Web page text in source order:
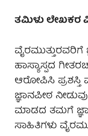
ತಮಿಳು
ವೈರಮುತ್ತುರವರಿಗೆ
ಹಾಸ್ಯಾಸ್ಪದ
ಆರೋಪಿಸಿ ಪ್ರಶಸ್ತಿ
ಜ್ಞಾನಪೀಠ
ಮಾಡದ ತಮಗೆ
ಸಾಹಿತಿಗಳು